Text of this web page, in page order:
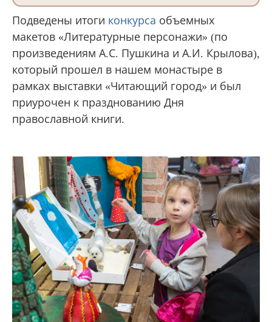
Подведены итоги конкурса объемных
макетов «Литературные персонажи» (по
произведениям А.С. Пушкина и А.И. Крылова),
который прошел в нашем монастыре в
рамках выставки «Читающий город» и был
приурочен к празднованию Дня
православной книги.